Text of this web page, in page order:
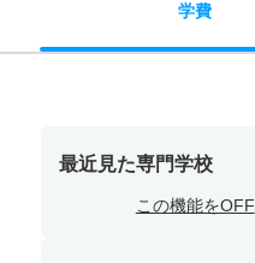
学費
最近見た専門学校
この機能をOFF